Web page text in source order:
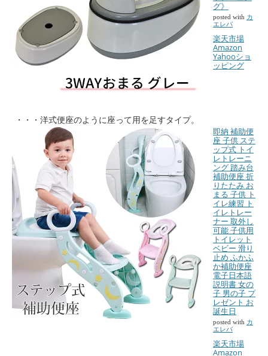
グ》
posted with カ
エレバ
楽天市場
Amazon
Yahooショ
ッピング
・・・洋式便座のように座って用を足すタイプ。
即納 補助便
座 子供 ステ
ップ式 トイ
レトレーニ
ング 踏み台
補助便座 折
りたたみ お
まる 子供 ト
イレ練習 ト
イレトレー
ナー 取外し
可能 子供用
トイレット
ベビー 滑り
止め ふかふ
か補助便座
電子日本語
説明書 女の
子 男の子 プ
レゼント お
誕生日
posted with カ
エレバ
楽天市場
Amazon